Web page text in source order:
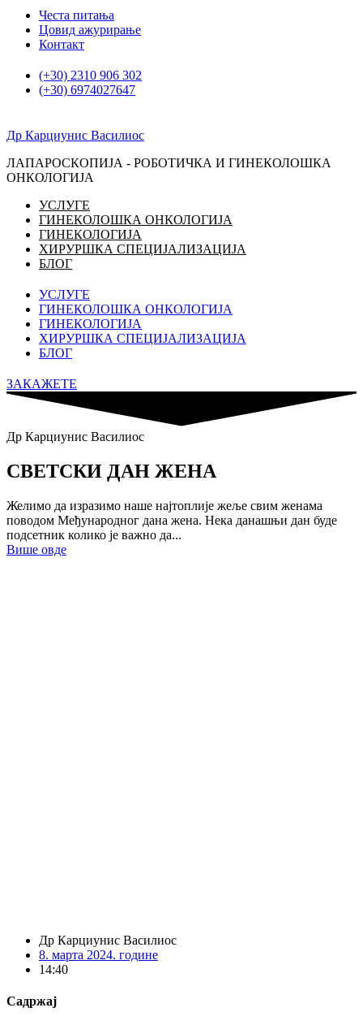
Скочите
садржај
Честа питања
Цовид ажурирање
Контакт
(+30) 2310 906 302
(+30) 6974027647
Др Карциунис Василиос
ЛАПАРОСКОПИЈА - РОБОТИЧКА И ГИНЕКОЛОШКА
ОНКОЛОГИЈА
УСЛУГЕ
ГИНЕКОЛОШКА ОНКОЛОГИЈА
ГИНЕКОЛОГИЈА
ХИРУРШКА СПЕЦИЈАЛИЗАЦИЈА
БЛОГ
УСЛУГЕ
ГИНЕКОЛОШКА ОНКОЛОГИЈА
ГИНЕКОЛОГИЈА
ХИРУРШКА СПЕЦИЈАЛИЗАЦИЈА
БЛОГ
ЗАКАЖЕТЕ
Др Карциунис Василиос
СВЕТСКИ ДАН ЖЕНА
Желимо да изразимо наше најтоплије жеље свим женама
поводом Међународног дана жена. Нека данашњи дан буде
подсетник колико је важно да...
Више овде
Др Карциунис Василиос
8. марта 2024. године
14:40
Садржај